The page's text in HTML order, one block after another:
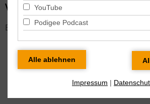
VERANSTALTUNG DETAILS
Es gibt keine Veranstaltung mit dieser
YouTube
Podigee Podcast
Impressum |